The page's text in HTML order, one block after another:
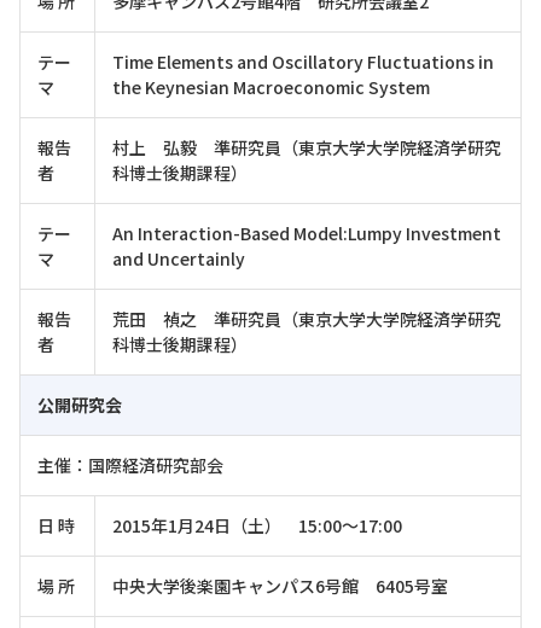
テー
マ
Time Elements and Oscillatory Fluctuations in
the Keynesian Macroeconomic System
報告
者
村上 弘毅 準研究員（東京大学大学院経済学研究
科博士後期課程）
テー
マ
An Interaction-Based Model:Lumpy Investment
and Uncertainly
報告
者
荒田 禎之 準研究員（東京大学大学院経済学研究
科博士後期課程）
公開研究会
主催：国際経済研究部会
日 時 2015年1月24日（土） 15:00～17:00
場 所 中央大学後楽園キャンパス6号館 6405号室